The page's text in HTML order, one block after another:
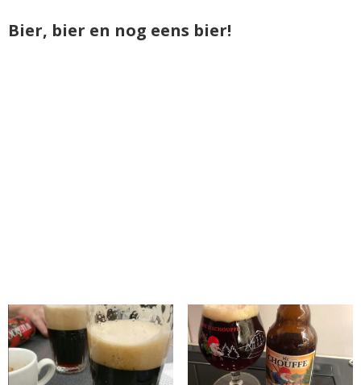
Bier, bier en nog eens bier!